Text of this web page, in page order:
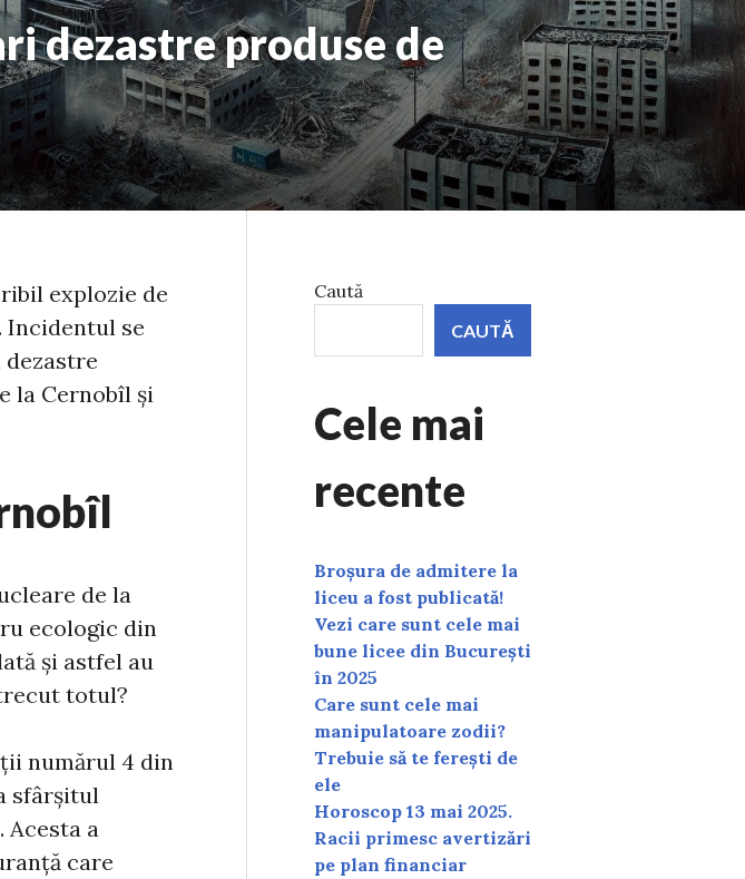
dezastre produse de
explozie de
Incidentul se
la Cernobîl și
de la
ecologic din
și astfel au
totul?
numărul 4 din
sfârșitul
a
care
Caută
CAUTĂ
Cele mai
recente
Broșura de admitere la
liceu a fost publicată!
Vezi care sunt cele mai
bune licee din București
în 2025
Care sunt cele mai
manipulatoare zodii?
Trebuie să te ferești de
ele
Horoscop 13 mai 2025.
Racii primesc avertizări
pe plan financiar